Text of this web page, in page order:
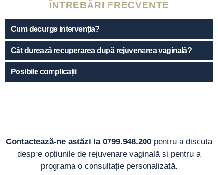
ÎNTREBĂRI FRECVENTE
Cum decurge intervenția?
Cât durează recuperarea după rejuvenarea vaginală?
Posibile complicații
Contactează-ne astăzi la 0799.948.200 pentru a discuta
despre opțiunile de rejuvenare vaginală și pentru a
programa o consultație personalizată.